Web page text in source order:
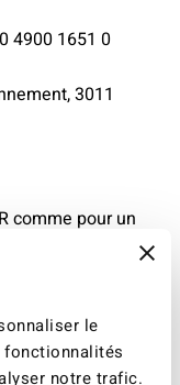
le
fonctionnalités
notre trafic.
4900 1651 0
3011
comme pour un